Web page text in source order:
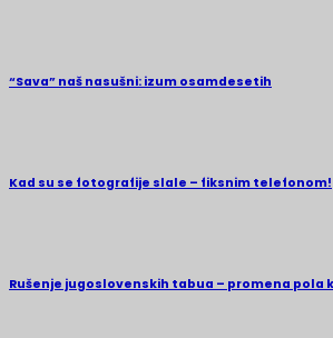
“Sava” naš nasušni: izum osamdesetih
Kad su se fotografije slale – fiksnim telefonom!
Rušenje jugoslovenskih tabua – promena pola